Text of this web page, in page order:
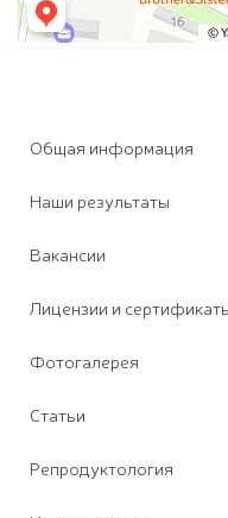
Общая информация
Наши результаты
Вакансии
Лицензии и
Фотогалерея
Статьи
Репродуктология